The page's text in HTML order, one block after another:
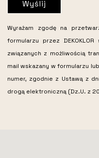
Wyślij
Wyrażam zgodę na
formularzu przez
związanych z możliwością
mail wskazany w formularzu
numer, zgodnie z Ustawą z
drogą elektroniczną (Dz.U. z